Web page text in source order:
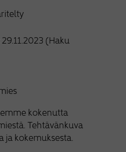
29.11.2023 (Haku
kokenutta
Tehtävänkuva
ja kokemuksesta.